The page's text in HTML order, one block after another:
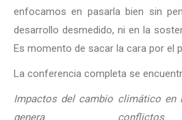
enfocamos en pasarla bien sin
desarrollo desmedido, ni en la
Es momento de sacar la cara por el
La conferencia completa se
Impactos del cambio climático en
genera conflictos